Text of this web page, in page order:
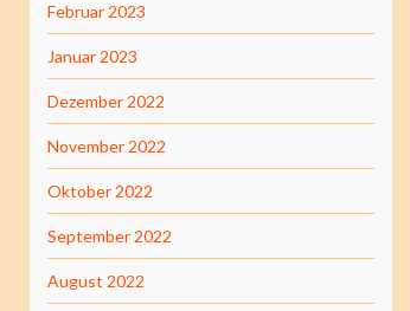
Februar 2023
Januar 2023
Dezember 2022
November 2022
Oktober 2022
September 2022
August 2022